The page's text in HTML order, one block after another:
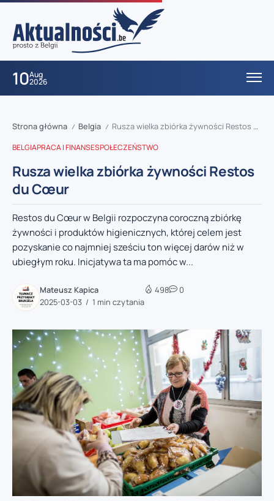
10Aug
2026
Strona główna / Belgia / Rusza wielka zbiórka żywności Restos du Cœur
BELGIAPRACA I FINANSESPOŁECZEŃSTWO
Rusza wielka zbiórka żywności Restos
du Cœur
Restos du Cœur w Belgii rozpoczyna coroczną zbiórkę
żywności i produktów higienicznych, której celem jest
pozyskanie co najmniej sześciu ton więcej darów niż w
ubiegłym roku. Inicjatywa ta ma pomóc w...
Mateusz Kapica
2025-03-03
1 min czytania
498 0